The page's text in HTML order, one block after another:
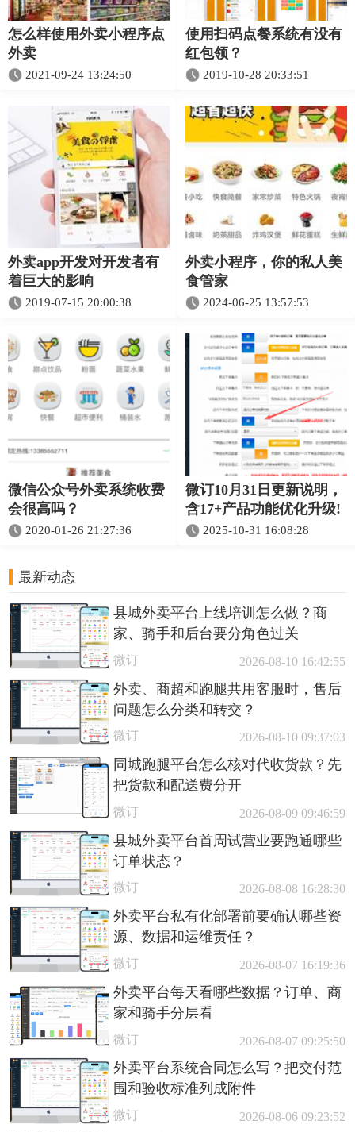
怎么样使用外卖小程序点
外卖
2021-09-24 13:24:50
使用扫码点餐系统有没有
红包领？
2019-10-28 20:33:51
外卖app开发对开发者有
着巨大的影响
2019-07-15 20:00:38
外卖小程序，你的私人美
食管家
2024-06-25 13:57:53
微信公众号外卖系统收费
会很高吗？
2020-01-26 21:27:36
微订10月31日更新说明，
含17+产品功能优化升级!
2025-10-31 16:08:28
最新动态
县城外卖平台上线培训怎么做？商
家、骑手和后台要分角色过关
微订 2026-08-10 16:42:55
外卖、商超和跑腿共用客服时，售后
问题怎么分类和转交？
微订 2026-08-10 09:37:03
同城跑腿平台怎么核对代收货款？先
把货款和配送费分开
微订 2026-08-09 09:46:59
县城外卖平台首周试营业要跑通哪些
订单状态？
微订 2026-08-08 16:28:30
外卖平台私有化部署前要确认哪些资
源、数据和运维责任？
微订 2026-08-07 16:19:36
外卖平台每天看哪些数据？订单、商
家和骑手分层看
微订 2026-08-07 09:25:50
外卖平台系统合同怎么写？把交付范
围和验收标准列成附件
微订 2026-08-06 09:23:52